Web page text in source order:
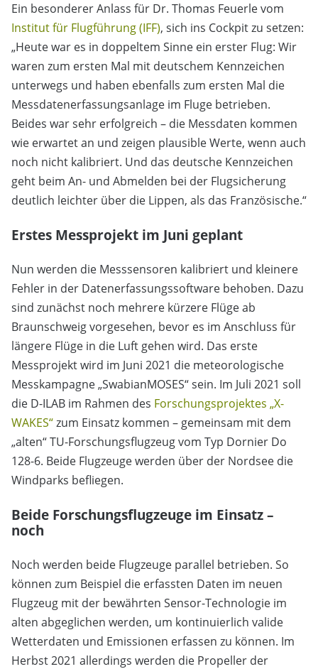
Ein besonderer Anlass für Dr. Thomas Feuerle vom
Institut für Flugführung (IFF), sich ins Cockpit zu setzen:
„Heute war es in doppeltem Sinne ein erster Flug: Wir
waren zum ersten Mal mit deutschem Kennzeichen
unterwegs und haben ebenfalls zum ersten Mal die
Messdatenerfassungsanlage im Fluge betrieben.
Beides war sehr erfolgreich – die Messdaten kommen
wie erwartet an und zeigen plausible Werte, wenn auch
noch nicht kalibriert. Und das deutsche Kennzeichen
geht beim An- und Abmelden bei der Flugsicherung
deutlich leichter über die Lippen, als das Französische.“
Erstes Messprojekt im Juni geplant
Nun werden die Messsensoren kalibriert und kleinere
Fehler in der Datenerfassungssoftware behoben. Dazu
sind zunächst noch mehrere kürzere Flüge ab
Braunschweig vorgesehen, bevor es im Anschluss für
längere Flüge in die Luft gehen wird. Das erste
Messprojekt wird im Juni 2021 die meteorologische
Messkampagne „SwabianMOSES“ sein. Im Juli 2021 soll
die D-ILAB im Rahmen des Forschungsprojektes „X-
WAKES“zum Einsatz kommen – gemeinsam mit dem
„alten“ TU-Forschungsflugzeug vom Typ Dornier Do
128-6. Beide Flugzeuge werden über der Nordsee die
Windparks befliegen.
Beide Forschungsflugzeuge im Einsatz –
noch
Noch werden beide Flugzeuge parallel betrieben. So
können zum Beispiel die erfassten Daten im neuen
Flugzeug mit der bewährten Sensor-Technologie im
alten abgeglichen werden, um kontinuierlich valide
Wetterdaten und Emissionen erfassen zu können. Im
Herbst 2021 allerdings werden die Propeller der